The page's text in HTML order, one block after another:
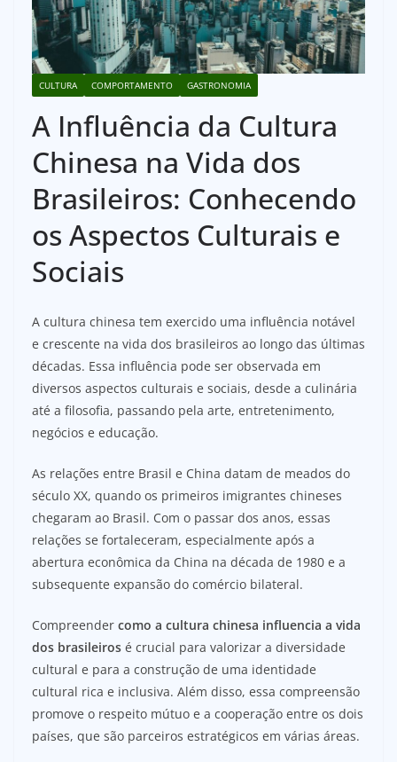
CULTURA COMPORTAMENTO GASTRONOMIA
A Influência da Cultura
Chinesa na Vida dos
Brasileiros: Conhecendo
os Aspectos Culturais e
Sociais
A cultura chinesa tem exercido uma influência notável
e crescente na vida dos brasileiros ao longo das últimas
décadas. Essa influência pode ser observada em
diversos aspectos culturais e sociais, desde a culinária
até a filosofia, passando pela arte, entretenimento,
negócios e educação.
As relações entre Brasil e China datam de meados do
século XX, quando os primeiros imigrantes chineses
chegaram ao Brasil. Com o passar dos anos, essas
relações se fortaleceram, especialmente após a
abertura econômica da China na década de 1980 e a
subsequente expansão do comércio bilateral.
Compreender como a cultura chinesa influencia a vida
dos brasileiros é crucial para valorizar a diversidade
cultural e para a construção de uma identidade
cultural rica e inclusiva. Além disso, essa compreensão
promove o respeito mútuo e a cooperação entre os dois
países, que são parceiros estratégicos em várias áreas.